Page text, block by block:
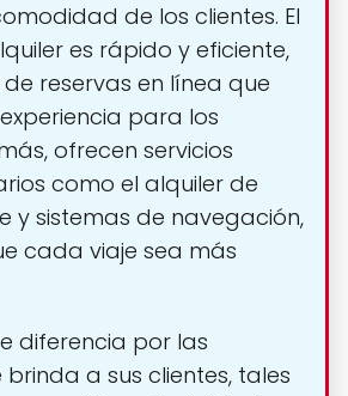
de los clientes. El
es rápido y eficiente,
reservas en línea que
para los
ofrecen servicios
como el alquiler de
y sistemas de navegación,
cada viaje sea más
diferencia por las
brinda a sus clientes, tales